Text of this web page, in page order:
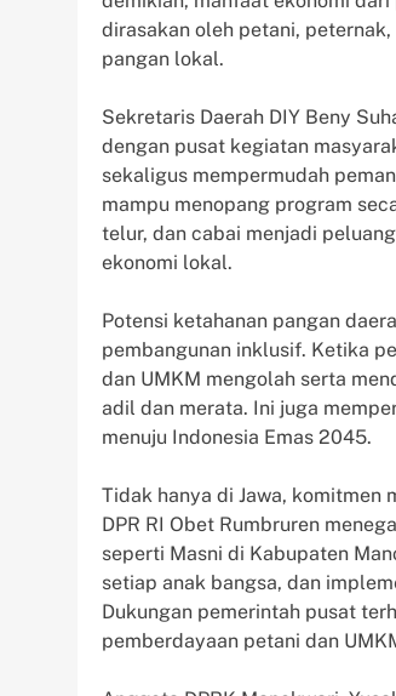
dirasakan oleh petani,
pangan lokal.
Sekretaris Daerah DIY Beny
dengan pusat kegiatan
sekaligus mempermudah
mampu menopang program
telur, dan cabai menjadi
ekonomi lokal.
Potensi ketahanan pangan
pembangunan inklusif. Ketika
dan UMKM mengolah serta
adil dan merata. Ini juga
menuju Indonesia Emas 2045.
Tidak hanya di Jawa, komitmen
DPR RI Obet Rumbruren
seperti Masni di Kabupaten
setiap anak bangsa, dan
Dukungan pemerintah pusat
pemberdayaan petani dan